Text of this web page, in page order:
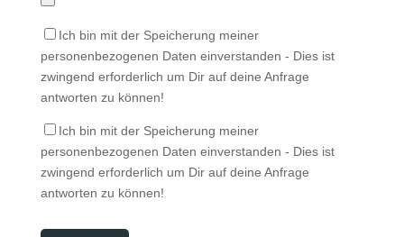
Ich bin mit der Speicherung meiner
personenbezogenen Daten einverstanden - Dies ist
zwingend erforderlich um Dir auf deine Anfrage
antworten zu können!
Ich bin mit der Speicherung meiner
personenbezogenen Daten einverstanden - Dies ist
zwingend erforderlich um Dir auf deine Anfrage
antworten zu können!